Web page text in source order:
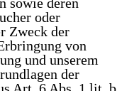
oder
Zweck der
von
und unserem
der